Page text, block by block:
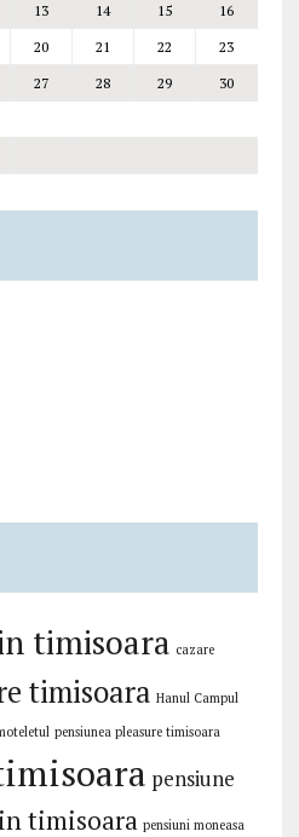
13 14 15
16
20 21 22
23
27 28 29
30
timisoara cazare
timisoara Hanul Campul
pensiunea pleasure timisoara
pensiune
timisoara pensiuni moneasa